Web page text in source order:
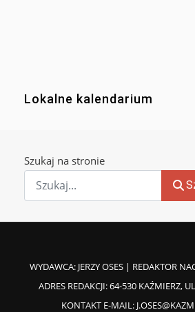
Lokalne kalendarium
Szukaj na stronie
WYDAWCA: JERZY OSES | REDAKTOR
ADRES REDAKCJI: 64-530 KAŹMIERZ,
KONTAKT E-MAIL: